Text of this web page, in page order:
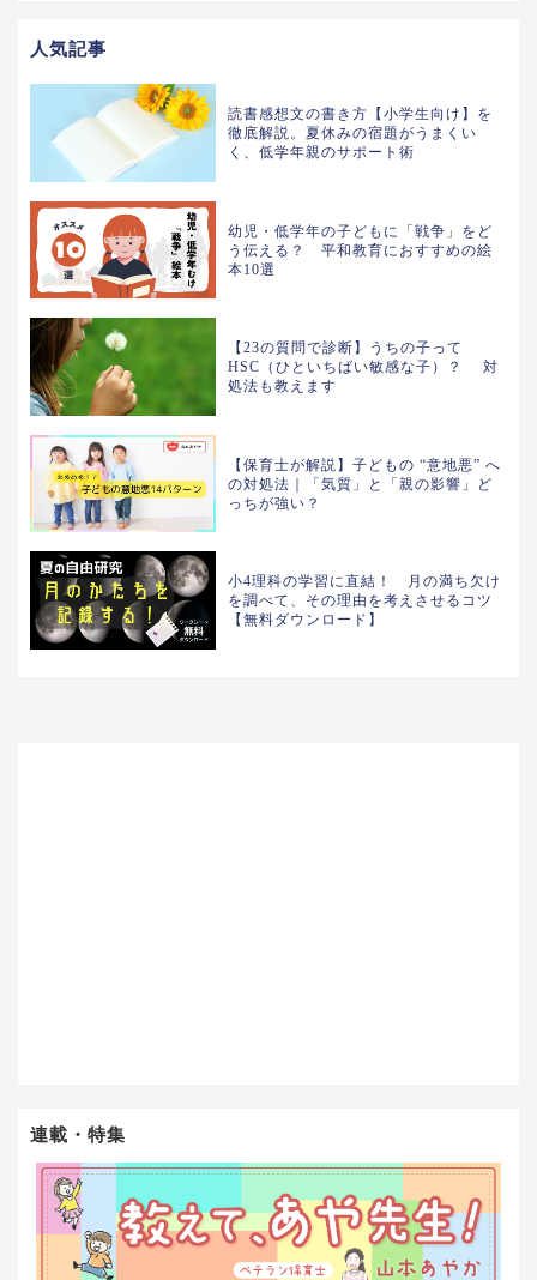
人気記事
読書感想文の書き方【小学生向け】を
徹底解説。夏休みの宿題がうまくい
く、低学年親のサポート術
幼児・低学年の子どもに「戦争」をど
う伝える？ 平和教育におすすめの絵
本10選
【23の質問で診断】うちの子って
HSC（ひといちばい敏感な子）？ 対
処法も教えます
【保育士が解説】子どもの “意地悪” へ
の対処法｜「気質」と「親の影響」ど
っちが強い？
小4理科の学習に直結！ 月の満ち欠け
を調べて、その理由を考えさせるコツ
【無料ダウンロード】
連載・特集